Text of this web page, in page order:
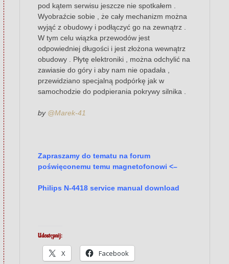
pod kątem serwisu jeszcze nie spotkałem .
Wyobraźcie sobie , że cały mechanizm można
wyjąć z obudowy i podłączyć go na zewnątrz .
W tym celu wiązka przewodów jest
odpowiedniej długości i jest złożona wewnątrz
obudowy . Płytę elektroniki , można odchylić na
zawiasie do góry i aby nam nie opadała ,
przewidziano specjalną podpórkę jak w
samochodzie do podpierania pokrywy silnika .
by @Marek-41
Zapraszamy do tematu na forum
poświęconemu temu magnetofonowi <–
Philips N-4418 service manual download
Udostępnij:
X Facebook